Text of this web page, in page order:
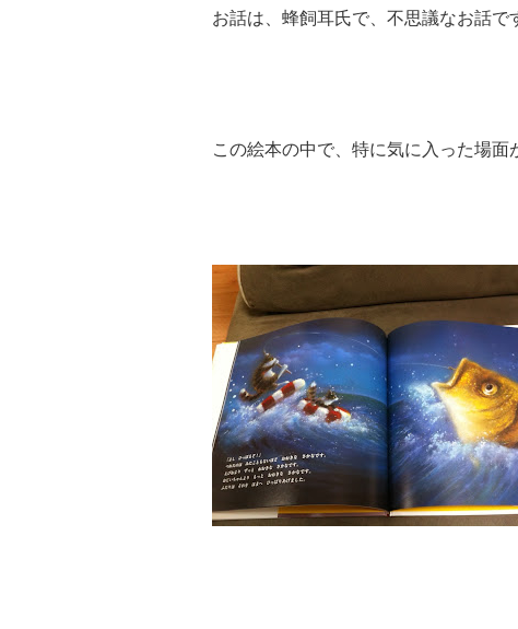
お話は、蜂飼耳氏で、不思議なお話で
この絵本の中で、特に気に入った場面